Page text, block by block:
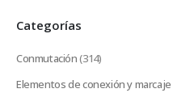
Categorías
Conmutación(314)
Elementos de conexión y marcaje